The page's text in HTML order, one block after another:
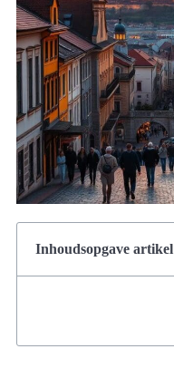
Inhoudsopgave artikel